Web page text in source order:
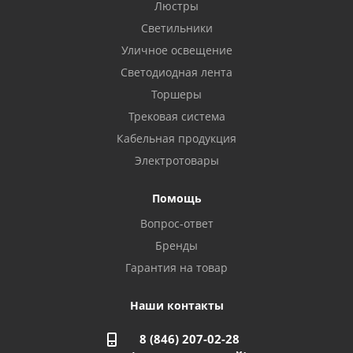
Бузулук, ул. Октябрьская, 24
Балаково, ул. Комарова, 55
Октябрьский, ул. Свердлова, 28
Азнакаево, ул. Булгар, 2. ТЦ "Акчарлак"
Стерлитамак, ул. Вокзальная, 13
Магнитогорск, ул. Труда, 14
Люстры
Светильники
Уличное освещение
Светодиодная лента
Торшеры
Трековая система
Кабельная продукция
Электротовары
Помощь
Вопрос-ответ
Бренды
Гарантия на товар
Наши контакты
8 (846) 207-02-28